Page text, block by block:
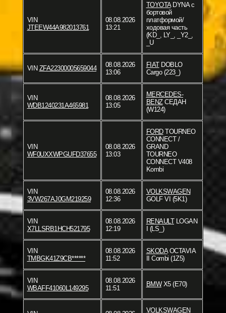
VIN
JTEEW44A982013761
08.08.2026
13:21
TOYOTADYNA c
бортовой
платформой/
ходовая часть
(KD_, LY_, _Y2_,
_U
VIN ZFA22300005659044
08.08.2026
13:06
FIATDOBLO
Cargo (223_)
VIN
WDB1240231A465981
08.08.2026
13:05
MERCEDES-
BENZСЕДАН
(W124)
VIN
WF0UXXWPGUFD37655
08.08.2026
13:03
FORDTOURNEO
CONNECT /
GRAND
TOURNEO
CONNECT V408
Kombi
VIN
3VW267AJ0GM219259
08.08.2026
12:36
VOLKSWAGEN
GOLF VI (5K1)
VIN
X7LLSRB1HCH521795
08.08.2026
12:19
RENAULTLOGAN
I (LS_)
VIN
TMBGK41Z9CB******
08.08.2026
11:52
SKODAOCTAVIA
II Combi (1Z5)
VIN
WBAFF41060L149295
08.08.2026
11:51
BMWX5 (E70)
VOLKSWAGEN